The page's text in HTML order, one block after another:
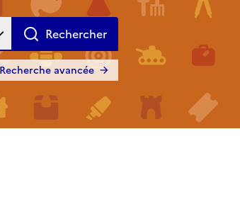
Recherche avancée